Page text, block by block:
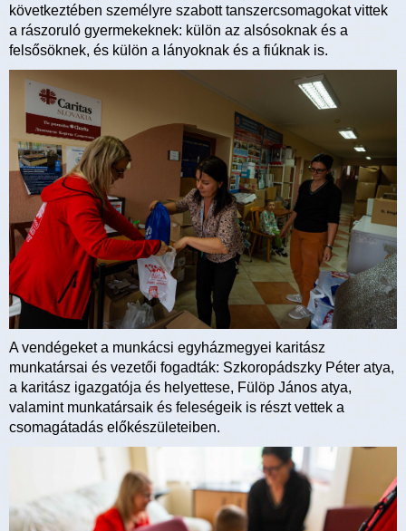
következtében személyre szabott tanszercsomagokat vittek
a rászoruló gyermekeknek: külön az alsósoknak és a
felsősöknek, és külön a lányoknak és a fiúknak is.
A vendégeket a munkácsi egyházmegyei karitász
munkatársai és vezetői fogadták: Szkoropádszky Péter atya,
a karitász igazgatója és helyettese, Fülöp János atya,
valamint munkatársaik és feleségeik is részt vettek a
csomagátadás előkészületeiben.